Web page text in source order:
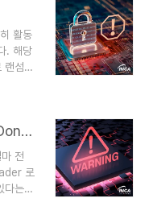
활동
. 해당
랜섬웨
일부
어는
돼
고유의
섬웨
오픈 소스 프로젝트를 악용하는 DonutLoader 분석
전
로
다는
공